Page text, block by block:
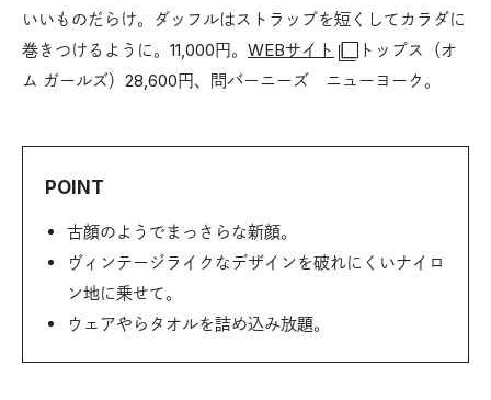
いいものだらけ。ダッフルはストラップを短くしてカラダに
巻きつけるように。11,000円。 WEBサイト
トップス（オ
ム ガールズ）28,600円、問バーニーズ ニューヨーク。
POINT
古顔のようでまっさらな新顔。
ヴィンテージライクなデザインを破れにくいナイロ
ン地に乗せて。
ウェアやらタオルを詰め込み放題。